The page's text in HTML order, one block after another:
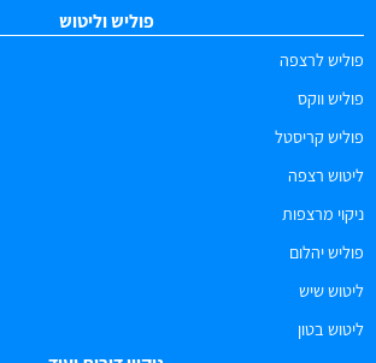
פוליש וליטוש
פוליש לרצפה
פוליש ווקס
פוליש קריסטל
ליטוש רצפה
ניקוי מרצפות
פוליש יהלום
ליטוש שיש
ליטוש בטון